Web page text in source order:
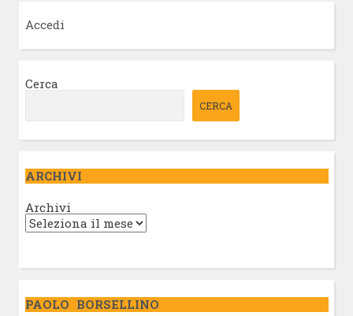
Accedi
Cerca
CERCA
ARCHIVI
Archivi
PAOLO BORSELLINO